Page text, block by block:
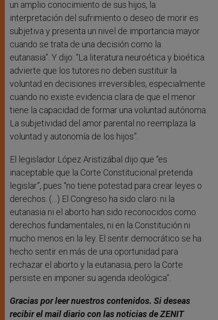
un amplio conocimiento de sus hijos, la
interpretación del sufrimiento o deseo de morir es
subjetiva y presenta un nivel de importancia mayor
cuando se trata de una decisión como la
eutanasia”. Y dijo: “La literatura neuroética y bioética
advierte que los tutores no deben sustituir la
voluntad en decisiones irreversibles, especialmente
cuando no existe evidencia clara de que el menor
tiene la capacidad de formar una voluntad autónoma.
La subjetividad del amor parental no reemplaza la
voluntad y autonomía de los hijos”.
El legislador López Aristizábal dijo que “es
inaceptable que la Corte Constitucional pretenda
legislar”, pues “no tiene potestad para crear leyes o
derechos. (…) El Congreso ha sido claro: ni la
eutanasia ni el aborto han sido reconocidos como
derechos fundamentales, ni en la Constitución ni
mucho menos en la ley. El sentir democrático se ha
hecho sentir en más de una oportunidad para
rechazar el aborto y la eutanasia, pero la Corte
persiste en imponer su agenda ideológica”.
Gracias por leer nuestros contenidos. Si deseas
recibir el mail diario con las noticias de ZENIT